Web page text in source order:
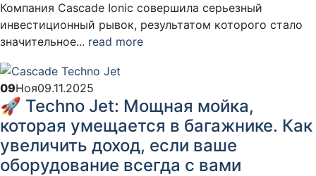
Компания Cascade Ionic совершила серьезный
инвестиционный рывок, результатом которого стало
значительное... read more
09Ноя09.11.2025
🚀 Techno Jet: Мощная мойка,
которая умещается в багажнике. Как
увеличить доход, если ваше
оборудование всегда с вами